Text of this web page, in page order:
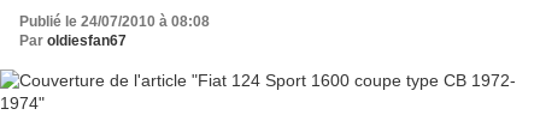
Publié le 24/07/2010 à 08:08
Par oldiesfan67